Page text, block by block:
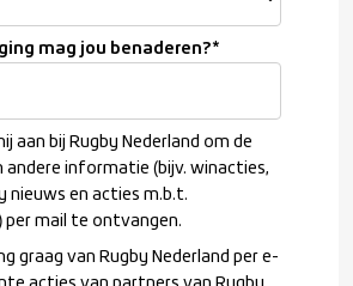
mag jou benaderen?*
aan bij Rugby Nederland om de
andere informatie (bijv. winacties,
nieuws en acties m.b.t.
mail te ontvangen.
graag van Rugby Nederland per e-